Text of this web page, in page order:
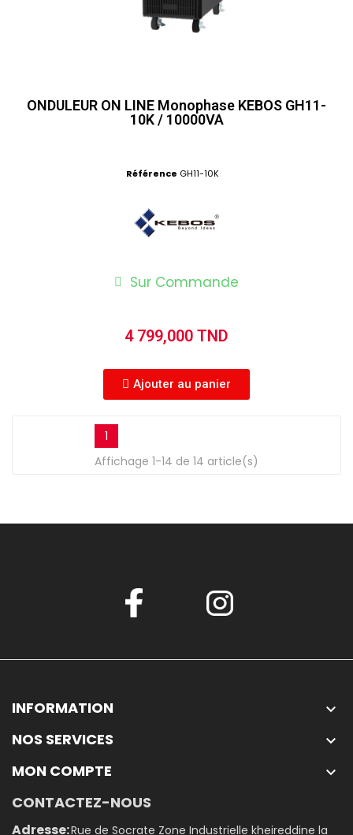
ONDULEUR ON LINE Monophase KEBOS GH11-
10K / 10000VA
Référence GH11-10K
Sur Commande
4 799,000 TND
Ajouter au panier
1
Affichage 1-14 de 14 article(s)
INFORMATION 
NOS SERVICES 
MON COMPTE 
CONTACTEZ-NOUS
Adresse:Rue de Socrate Zone Industrielle kheireddine la